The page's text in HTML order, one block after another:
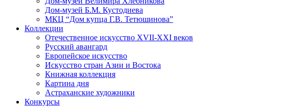
Дом-музей Б.М. Кустодиева
МКЦ “Дом купца Г.В. Тетюшинова”
Коллекции
Отечественное искусство XVII-XXI веков
Русский авангард
Европейское искусство
Искусство стран Азии и Востока
Книжная коллекция
Картина дня
Астраханские художники
Конкурсы